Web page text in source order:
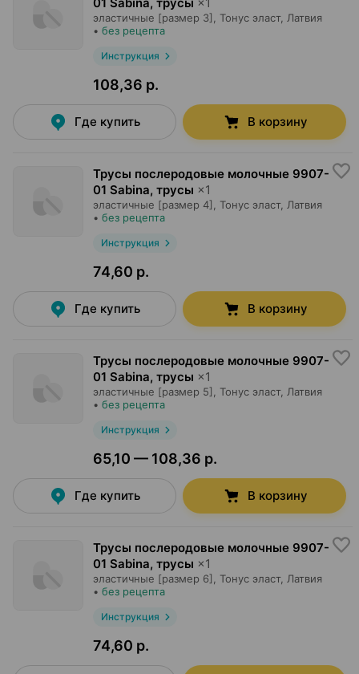
эластичные [размер 3], Тонус эласт, Латвия
• без рецепта
Инструкция
108,36 р.
Где купить В корзину
Трусы послеродовые молочные 9907-
01 Sabina, трусы ×1
эластичные [размер 4], Тонус эласт, Латвия
• без рецепта
Инструкция
74,60 р.
Где купить В корзину
Трусы послеродовые молочные 9907-
01 Sabina, трусы ×1
эластичные [размер 5], Тонус эласт, Латвия
• без рецепта
Инструкция
65,10 — 108,36 р.
Где купить В корзину
Трусы послеродовые молочные 9907-
01 Sabina, трусы ×1
эластичные [размер 6], Тонус эласт, Латвия
• без рецепта
Инструкция
74,60 р.